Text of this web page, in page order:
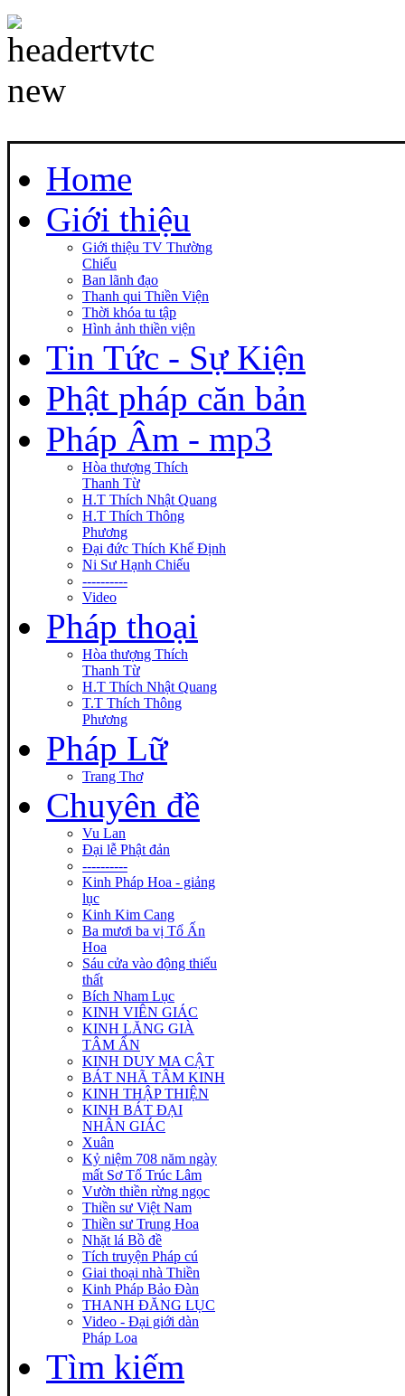
Home
Giới thiệu
Giới thiệu TV Thường
Chiếu
Ban lãnh đạo
Thanh qui Thiền Viện
Thời khóa tu tập
Hình ảnh thiền viện
Tin Tức - Sự Kiện
Phật pháp căn bản
Pháp Âm - mp3
Hòa thượng Thích
Thanh Từ
H.T Thích Nhật Quang
H.T Thích Thông
Phương
Đại đức Thích Khế Định
Ni Sư Hạnh Chiếu
----------
Video
Pháp thoại
Hòa thượng Thích
Thanh Từ
H.T Thích Nhật Quang
T.T Thích Thông
Phương
Pháp Lữ
Trang Thơ
Chuyên đề
Vu Lan
Đại lễ Phật đản
----------
Kinh Pháp Hoa - giảng
lục
Kinh Kim Cang
Ba mươi ba vị Tổ Ấn
Hoa
Sáu cửa vào động thiếu
thất
Bích Nham Lục
KINH VIÊN GIÁC
KINH LĂNG GIÀ
TÂM ẤN
KINH DUY MA CẬT
BÁT NHÃ TÂM KINH
KINH THẬP THIỆN
KINH BÁT ĐẠI
NHÂN GIÁC
Xuân
Kỷ niệm 708 năm ngày
mất Sơ Tổ Trúc Lâm
Vườn thiền rừng ngọc
Thiền sư Việt Nam
Thiền sư Trung Hoa
Nhặt lá Bồ đề
Tích truyện Pháp cú
Giai thoại nhà Thiền
Kinh Pháp Bảo Đàn
THANH ĐĂNG LỤC
Video - Đại giới dàn
Pháp Loa
Tìm kiếm